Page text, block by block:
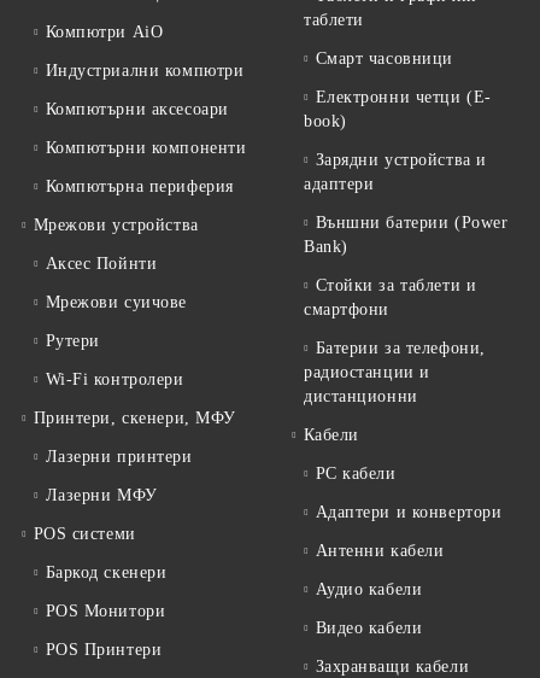
Компютри AiO
Индустриални компютри
Компютърни аксесоари
Компютърни компоненти
Компютърна периферия
Мрежови устройства
Аксес Пойнти
Мрежови суичове
Рутери
Wi-Fi контролери
Принтери, скенери, МФУ
Лазерни принтери
Лазерни МФУ
POS системи
Баркод скенери
POS Монитори
POS Принтери
таблети
Смарт часовници
Електронни четци (E-
book)
Зарядни устройства и
адаптери
Външни батерии (Power
Bank)
Стойки за таблети и
смартфони
Батерии за телефони,
радиостанции и
дистанционни
Кабели
PC кабели
Адаптери и конвертори
Антенни кабели
Аудио кабели
Видео кабели
Захранващи кабели